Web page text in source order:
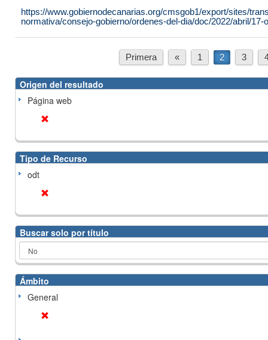
https://www.gobiernodecanarias.org/cmsgob1/export/sites/
normativa/consejo-gobierno/ordenes-del-dia/doc/2022/abril/17-
Primera « 1 2 3
Origen del resultado
Página web
Tipo de Recurso
odt
Buscar solo por título
Ámbito
General